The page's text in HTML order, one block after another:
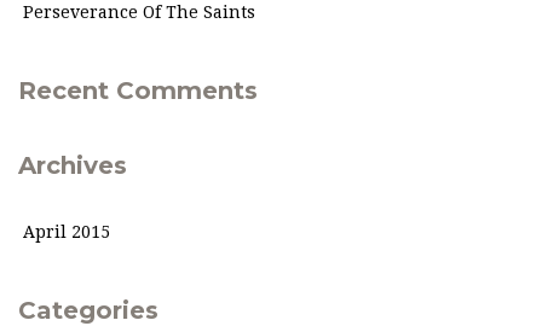
Perseverance Of The Saints
Recent Comments
Archives
April 2015
Categories